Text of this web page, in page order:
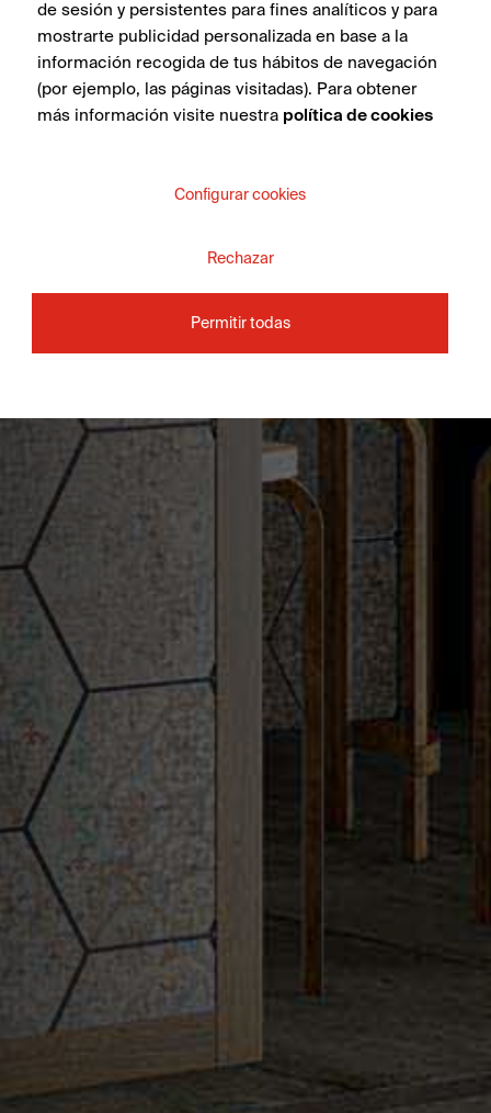
de sesión y persistentes para fines analíticos y para
mostrarte publicidad personalizada en base a la
información recogida de tus hábitos de navegación
(por ejemplo, las páginas visitadas). Para obtener
más información visite nuestra política de cookies
Configurar cookies
Rechazar
Permitir todas